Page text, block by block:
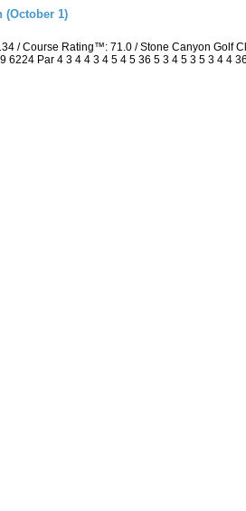
(October 1)
/ Course Rating™: 71.0 / Stone Canyon Golf
6224 Par 4 3 4 4 3 4 5 4 5 36 5 3 4 5 3 5 3 4 4